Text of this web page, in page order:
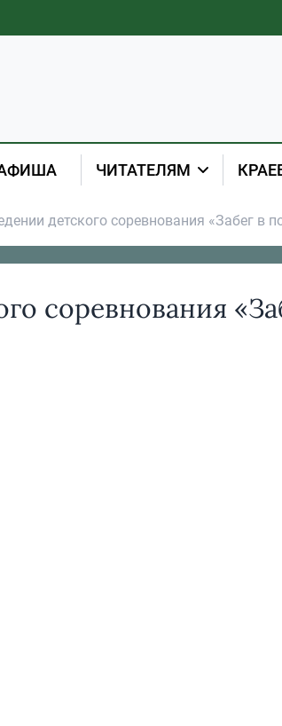
ЧИТАТЕЛЯМ
детского соревнования «Забег в
соревнования